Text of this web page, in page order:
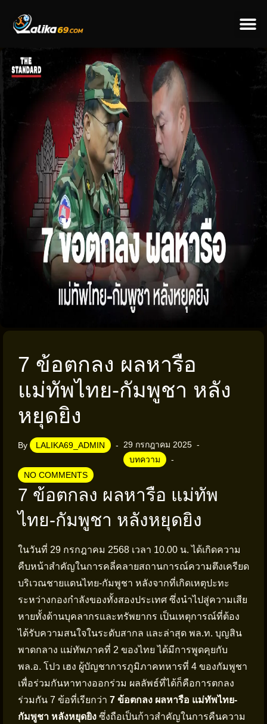
7 ข้อตกลง ผลหารือ
แม่ทัพไทย-กัมพูชา หลัง
หยุดยิง
By LALIKA69_ADMIN
29 กรกฎาคม 2025
บทความ
NO COMMENTS
7 ข้อตกลง ผลหารือ แม่ทัพ
ไทย-กัมพูชา หลังหยุดยิง
ในวันที่ 29 กรกฎาคม 2568 เวลา 10.00 น. ได้เกิดความ
คืบหน้าสำคัญในการคลี่คลายสถานการณ์ความตึงเครียด
บริเวณชายแดนไทย-กัมพูชา หลังจากที่เกิดเหตุปะทะ
ระหว่างกองกำลังของทั้งสองประเทศ ซึ่งนำไปสู่ความเสีย
หายทั้งด้านบุคลากรและทรัพยากร เป็นเหตุการณ์ที่ต้อง
ได้รับความสนใจในระดับสากล และล่าสุด พล.ท. บุญสิน
พาดกลาง แม่ทัพภาคที่ 2 ของไทย ได้มีการพูดคุยกับ
พล.อ. โปว เฮง ผู้บัญชาการภูมิภาคทหารที่ 4 ของกัมพูชา
เพื่อร่วมกันหาทางออกร่วม ผลลัพธ์ที่ได้ก็คือการตกลง
ร่วมกัน 7 ข้อที่เรียกว่า 7 ข้อตกลง ผลหารือ แม่ทัพไทย-
กัมพูชา หลังหยุดยิง ซึ่งถือเป็นก้าวสำคัญในการคืนความ